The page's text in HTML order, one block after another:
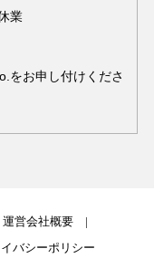
業
をお申し付けくださ
運営会社概要
バシーポリシー